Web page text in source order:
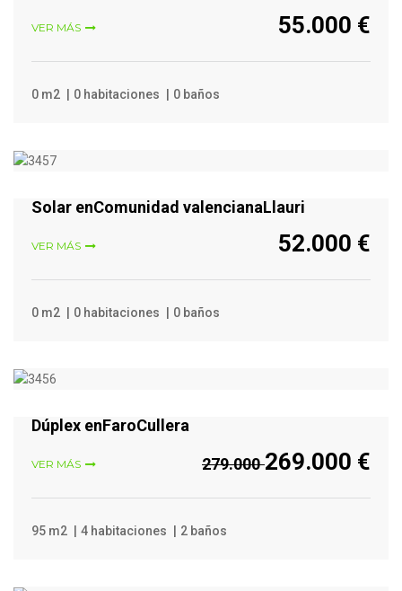
VER MÁS 55.000 €
0 m2 0 habitaciones 0 baños
Solar enComunidad valencianaLlauri
VER MÁS 52.000 €
0 m2 0 habitaciones 0 baños
Dúplex enFaroCullera
VER MÁS 279.000269.000 €
95 m2 4 habitaciones 2 baños